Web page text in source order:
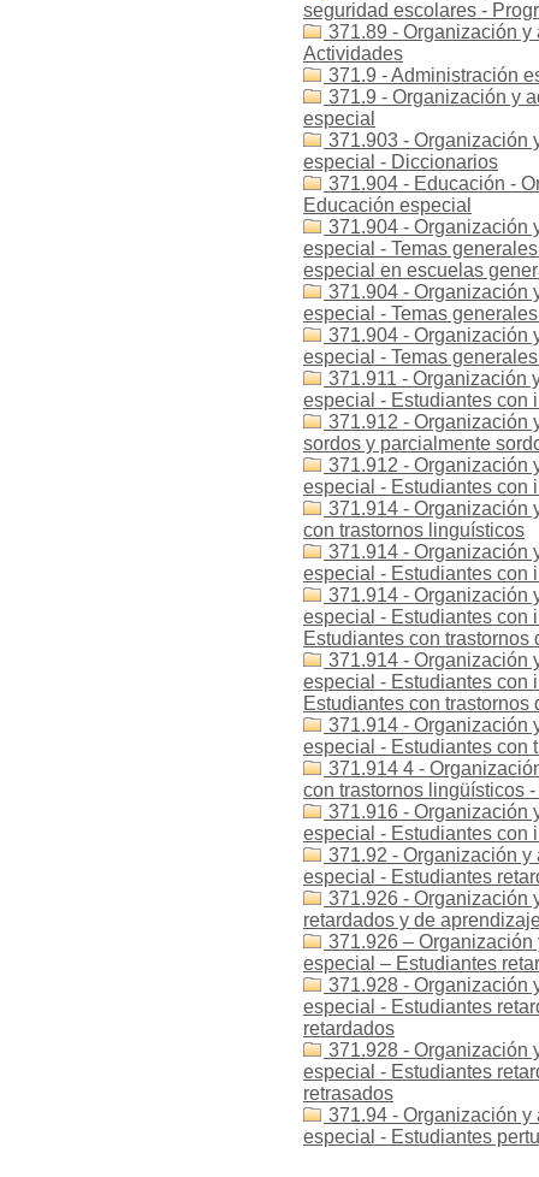
seguridad escolares -
371.89 - Organización
Actividades
371.9 - Administración
371.9 - Organización y
especial
371.903 - Organización
especial - Diccionarios
371.904 - Educación -
Educación especial
371.904 - Organización
especial - Temas
especial en escuelas
371.904 - Organización
especial - Temas
371.904 - Organización
especial - Temas
371.911 - Organización
especial - Estudiantes con
371.912 - Organización
sordos y parcialmente
371.912 - Organización
especial - Estudiantes con
371.914 - Organización
con trastornos linguísticos
371.914 - Organización
especial - Estudiantes con
371.914 - Organización
especial - Estudiantes con
Estudiantes con trastornos
371.914 - Organización
especial - Estudiantes con
Estudiantes con trastornos
371.914 - Organización
especial - Estudiantes con
371.914 4 -
con trastornos lingüísticos
371.916 - Organización
especial - Estudiantes con
371.92 - Organización
especial - Estudiantes
371.926 - Organización
retardados y de
371.926 –
especial – Estudiantes
371.928 - Organización
especial - Estudiantes
retardados
371.928 - Organización
especial - Estudiantes
retrasados
371.94 - Organización
especial - Estudiantes